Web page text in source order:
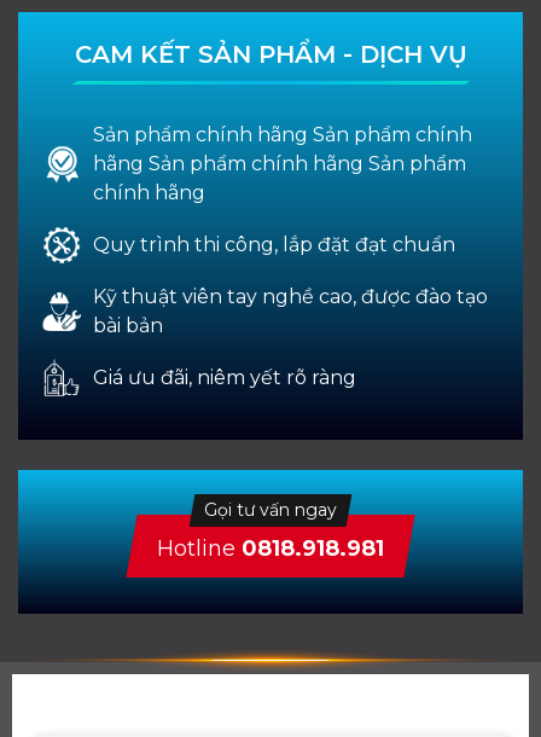
CAM KẾT SẢN PHẨM - DỊCH VỤ
Sản phẩm chính hãng Sản phẩm chính
hãng Sản phẩm chính hãng Sản phẩm
chính hãng
Quy trình thi công, lắp đặt đạt chuẩn
Kỹ thuật viên tay nghề cao, được đào tạo
bài bản
Giá ưu đãi, niêm yết rõ ràng
Gọi tư vấn ngay
Hotline 0818.918.981